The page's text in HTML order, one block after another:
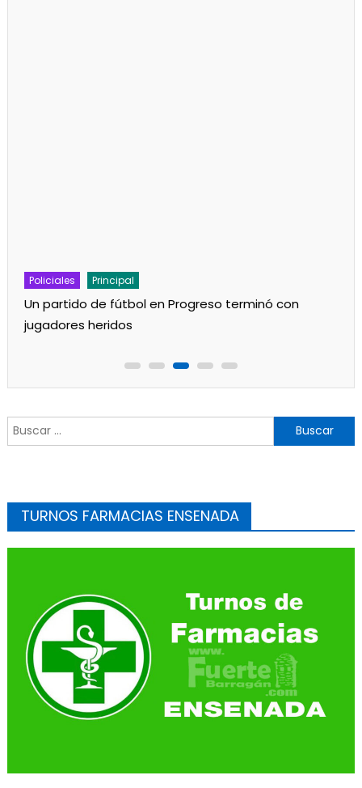
Policiales Principal
Un partido de fútbol en Progreso terminó con
jugadores heridos
Buscar:
TURNOS FARMACIAS ENSENADA